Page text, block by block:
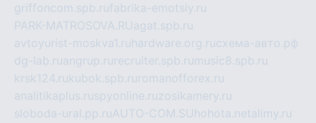
griffoncom.spb.rufabrika-emotsiy.ru
PARK-MATROSOVA.RUagat.spb.ru
avtoyurist-moskva1.ru hardware.org.ruсхема-авто.рф
dg-lab.ruangrup.ru recruiter.spb.ru music8.spb.ru
krsk124.rukubok.spb.ru romanofforex.ru
analitikaplus.ruspyonline.ruzosikamery.ru
sloboda-ural.pp.ruAUTO-COM.SU hohota.netalimy.ru